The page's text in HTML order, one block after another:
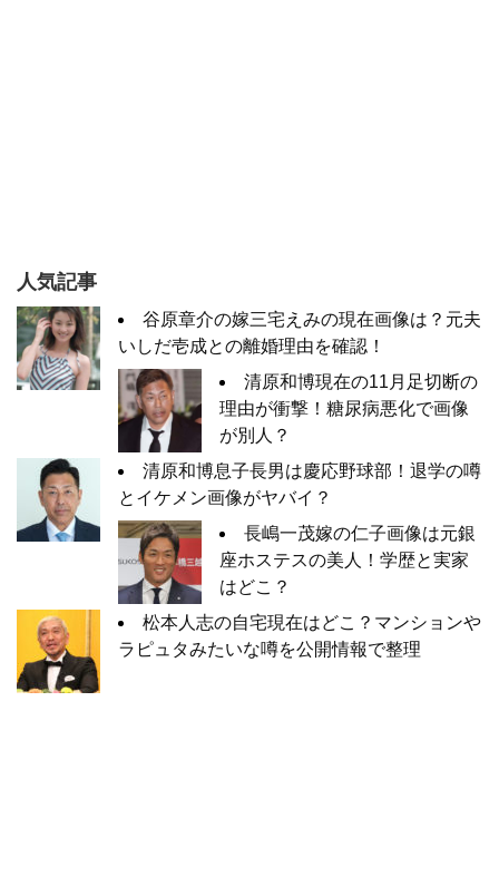
人気記事
谷原章介の嫁三宅えみの現在画像は？元夫
いしだ壱成との離婚理由を確認！
清原和博現在の11月足切断の
理由が衝撃！糖尿病悪化で画像
が別人？
清原和博息子長男は慶応野球部！退学の噂
とイケメン画像がヤバイ？
長嶋一茂嫁の仁子画像は元銀
座ホステスの美人！学歴と実家
はどこ？
松本人志の自宅現在はどこ？マンションや
ラピュタみたいな噂を公開情報で整理